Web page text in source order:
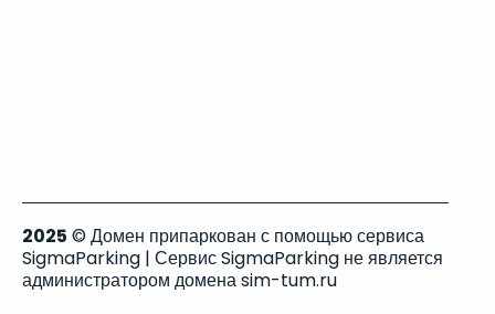
2025 © Домен припаркован с помощью сервиса
SigmaParking | Сервис SigmaParking не является
администратором домена sim-tum.ru